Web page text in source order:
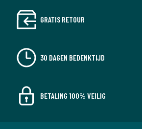
GRATIS RETOUR
30 DAGEN BEDENKTIJD
BETALING 100% VEILIG